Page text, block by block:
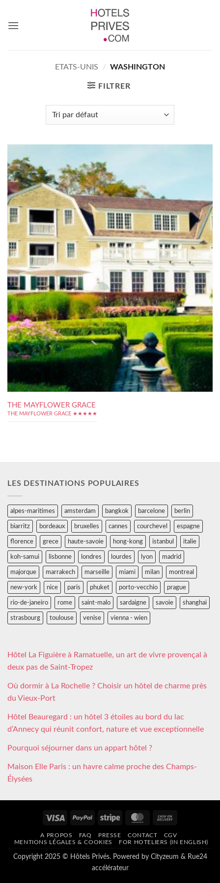
contenu
ETATS-UNIS / WASHINGTON
FILTRER
THE MAYFLOWER GRACE
THE MAYFLOWER GRACE ★★★★★
LES DESTINATIONS POPULAIRES
alpes-maritimes amsterdam bangkok barcelone berlin
biarritz bordeaux bruxelles cannes courchevel espagne
florence grece haute-savoie hong-kong istanbul italie
koh-samui lisbonne londres lourdes lyon madrid
majorque marrakech marseille miami milan montreal
new-york nice paris phuket porto-vecchio prague
rio-de-janeiro rome saint-malo sardaigne savoie shanghai
strasbourg toulouse venise vienna - wien
Hôtel La Figuière à Ramatuelle, un art de vivre provençal à
deux pas de Saint-Tropez
Où dormir à La Rochelle ? Choisir un hôtel de charme près
du Vieux-Port
Hôtel Beauregard : un hôtel 3 étoiles au bord du lac
d’Annecy qui réunit confort, nature et vue exceptionnelle
Pourquoi séjourner dans un appart hôtel ?
Maison Elle Paris : un havre calme proche des Champs-
Élysées
Visa PayPal Stripe MasterCard
Delivery
A PROPOS FAQ PRESSE CONTACT
CGV
MENTIONS LÉGALES & COOKIES
FOR HOTELIERS (IN ENGLISH)
Copyright 2025 © Hôtels Privés. Powered by Cityzeum & Rue24
accélérateur